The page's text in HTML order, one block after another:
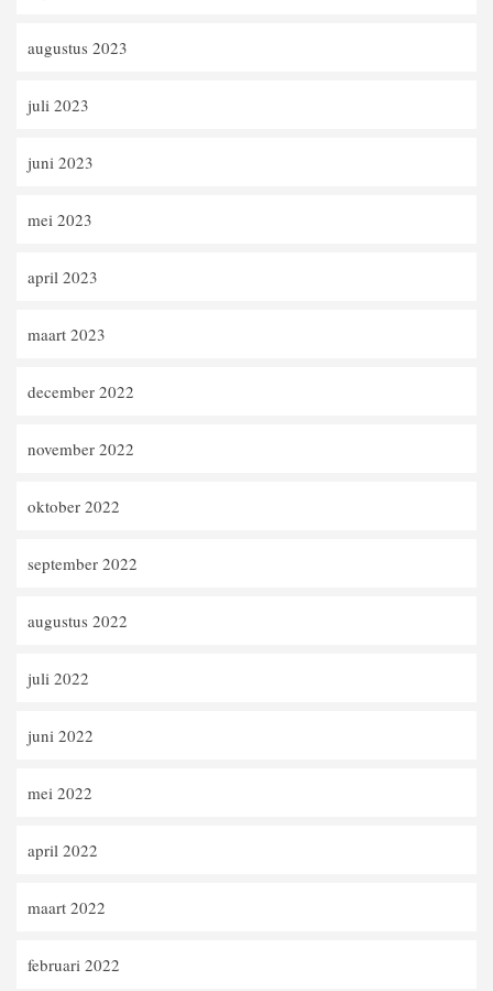
augustus 2023
juli 2023
juni 2023
mei 2023
april 2023
maart 2023
december 2022
november 2022
oktober 2022
september 2022
augustus 2022
juli 2022
juni 2022
mei 2022
april 2022
maart 2022
februari 2022